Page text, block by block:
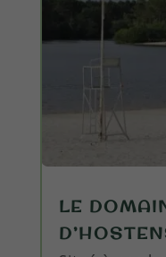
LE